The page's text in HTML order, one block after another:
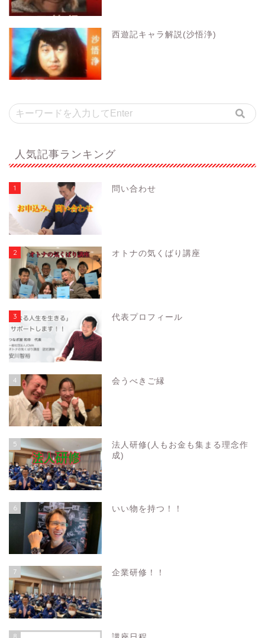
西遊記キャラ解説(沙悟浄)
人気記事ランキング
1 問い合わせ
2 オトナの気くばり講座
3 代表プロフィール
4 会うべきご縁
5
法人研修(人もお金も集まる理念作
成)
6 いい物を持つ！！
7 企業研修！！
8